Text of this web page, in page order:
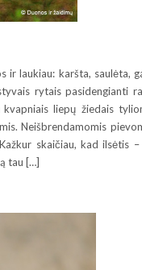
ir laukiau: karšta, saulėta,
rytais pasidengianti
liepų žiedais
Neišbrendamomis
skaičiau, kad ilsėtis
tau […]